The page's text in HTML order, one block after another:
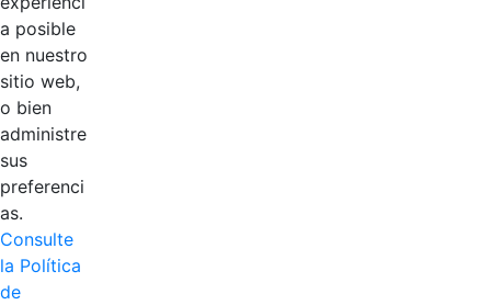
a posible
en nuestro
sitio web,
o bien
administre
sus
preferenci
as.
Consulte
la Política
de